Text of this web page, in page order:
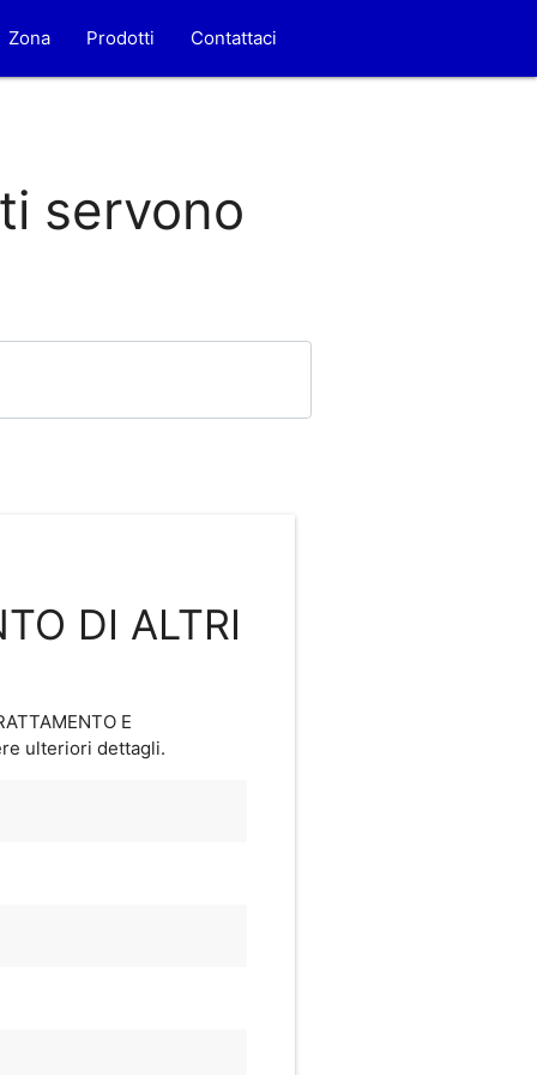
Zona Prodotti Contattaci
servono
DI ALTRI
E
ulteriori dettagli.